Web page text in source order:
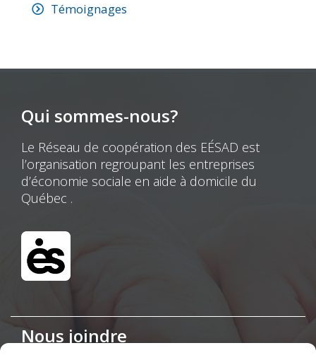
Témoignages
Qui sommes-nous?
Le Réseau de coopération des EÉSAD est
l’organisation regroupant les entreprises
d’économie sociale en aide à domicile du
Québec .
Nous joindre